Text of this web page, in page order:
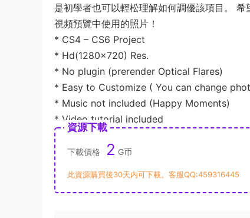
是初學者也可以輕松理解如何調優該項目。
視頻預覽中使用的照片！
* CS4 – CS6 Project
* Hd(1280×720) Res.
* No plugin (prerender Optical Flares)
* Easy to Customize ( You can change
* Music not included (Happy Moments)
* Video tutorial included
資源下載
下載價格 2 G币
此資源購買後30天内可下載。客服QQ:459316445